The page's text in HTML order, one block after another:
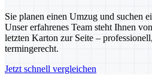
Sie planen einen Umzug und suchen
Unser erfahrenes Team steht Ihnen
letzten Karton zur Seite –
termingerecht.
Jetzt schnell vergleichen